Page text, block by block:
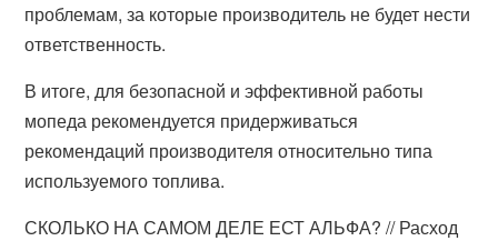
проблемам, за которые производитель не будет нести
ответственность.
В итоге, для безопасной и эффективной работы
мопеда рекомендуется придерживаться
рекомендаций производителя относительно типа
используемого топлива.
СКОЛЬКО НА САМОМ ДЕЛЕ ЕСТ АЛЬФА? // Расход